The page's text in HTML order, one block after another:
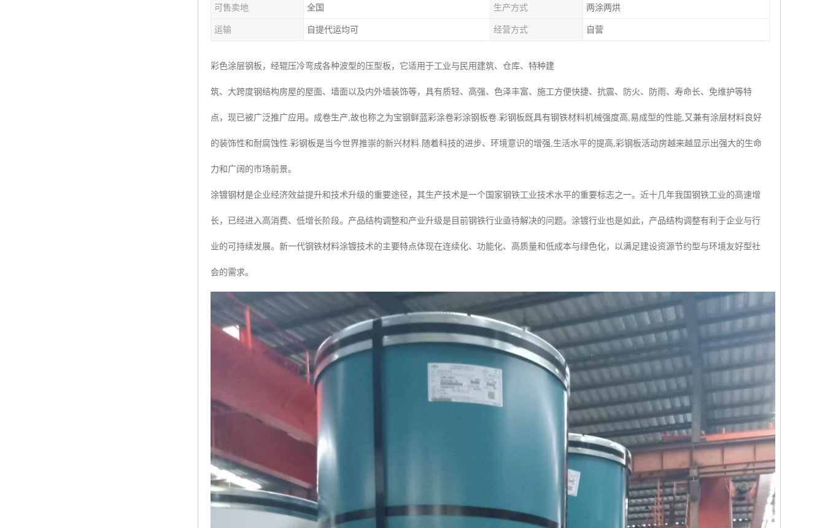
可售卖地 全国 生产方式 两涂两烘
运输 自提代运均可 经营方式 自营
彩色涂层钢板，经辊压冷弯成各种波型的压型板，它适用于工业与民用建筑、仓库、特种建
筑、大跨度钢结构房屋的屋面、墙面以及内外墙装饰等，具有质轻、高强、色泽丰富、施工方便快捷、抗震、防火、防雨、寿命长、免维护等特
点，现已被广泛推广应用。成卷生产,故也称之为宝钢鲜蓝彩涂卷彩涂钢板卷.彩钢板既具有钢铁材料机械强度高,易成型的性能,又兼有涂层材料良好
的装饰性和耐腐蚀性.彩钢板是当今世界推崇的新兴材料.随着科技的进步、环境意识的增强,生活水平的提高,彩钢板活动房越来越显示出强大的生命
力和广阔的市场前景。
涂镀钢材是企业经济效益提升和技术升级的重要途径，其生产技术是一个国家钢铁工业技术水平的重要标志之一。近十几年我国钢铁工业的高速增
长，已经进入高消费、低增长阶段。产品结构调整和产业升级是目前钢铁行业亟待解决的问题。涂镀行业也是如此，产品结构调整有利于企业与行
业的可持续发展。新一代钢铁材料涂镀技术的主要特点体现在连续化、功能化、高质量和低成本与绿色化，以满足建设资源节约型与环境友好型社
会的需求。